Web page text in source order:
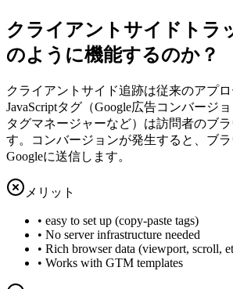
クライアントサイドトラ
のように機能するのか？
クライアントサイド追跡は従来のアプロ
JavaScriptタグ（Google広告コンバージ
タグマネージャーなど）は訪問者のブ
す。コンバージョンが発生すると、ブ
Googleに送信します。
メリット
• easy to set up (copy-paste tags)
• No server infrastructure needed
• Rich browser data (viewport, scroll,
• Works with GTM templates